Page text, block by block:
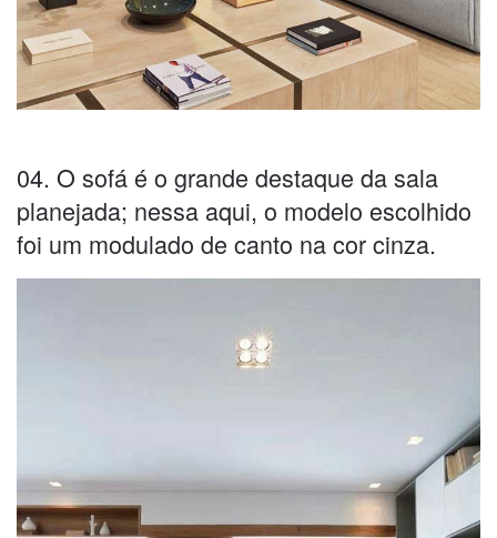
04. O sofá é o grande destaque da sala
planejada; nessa aqui, o modelo escolhido
foi um modulado de canto na cor cinza.